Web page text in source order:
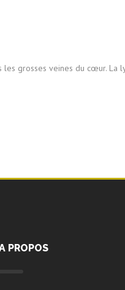
grosses veines du cœur. La
PROPOS